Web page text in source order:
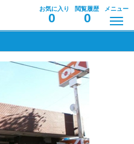
お気に入り
0
閲覧履歴
0
メニュー